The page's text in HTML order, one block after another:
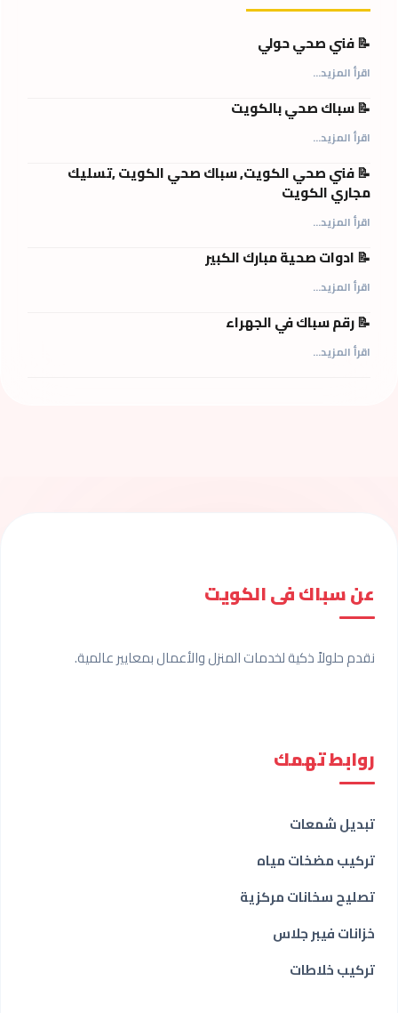
📝 فني صحي حولي
اقرأ المزيد...
📝 سباك صحي بالكويت
اقرأ المزيد...
📝 فني صحي الكويت, سباك صحي الكويت ,تسليك
مجاري الكويت
اقرأ المزيد...
📝 ادوات صحية مبارك الكبير
اقرأ المزيد...
📝 رقم سباك في الجهراء
اقرأ المزيد...
عن سباك فى الكويت
نقدم حلولاً ذكية لخدمات المنزل والأعمال بمعايير عالمية.
روابط تهمك
تبديل شمعات
تركيب مضخات مياه
تصليح سخانات مركزية
خزانات فيبر جلاس
تركيب خلاطات